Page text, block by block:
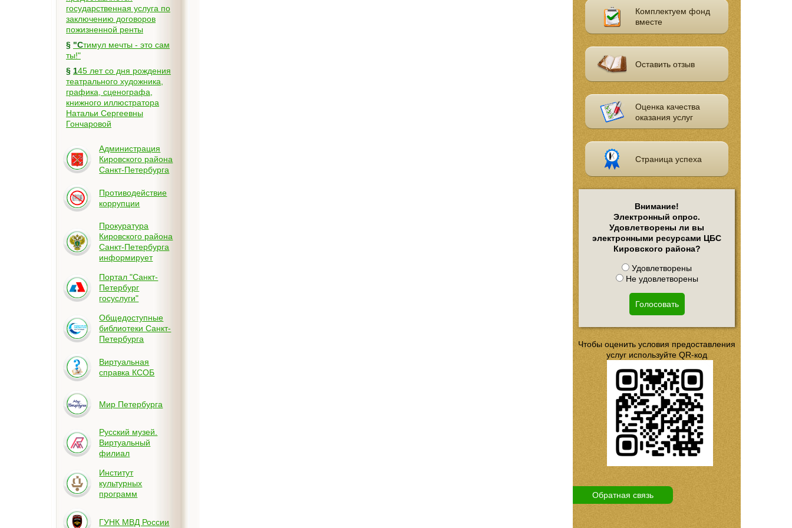
государственная услуга по
заключению договоров
пожизненной ренты
§ "Стимул мечты - это сам
ты!"
§ 145 лет со дня рождения
театрального художника,
графика, сценографа,
книжного иллюстратора
Натальи Сергеевны
Гончаровой
Администрация
Кировского района
Санкт-Петербурга
Противодействие
коррупции
Прокуратура
Кировского района
Санкт-Петербурга
информирует
Портал "Санкт-
Петербург
госуслуги"
Общедоступные
библиотеки Санкт-
Петербурга
Виртуальная
справка КСОБ
Мир Петербурга
Русский музей.
Виртуальный
филиал
Институт
культурных
программ
ГУНК МВД России
Комплектуем фонд
вместе
Оставить отзыв
Оценка качества
оказания услуг
Страница успеха
Внимание!
Электронный опрос.
Удовлетворены ли вы
электронными ресурсами ЦБС
Кировского района?
Удовлетворены
Не удовлетворены
Голосовать
Чтобы оценить условия предоставления
услуг используйте QR-код
Обратная связь